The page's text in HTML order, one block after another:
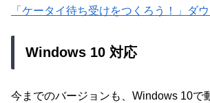
「ケータイ待ち受けをつくろう！」ダ
Windows 10 対応
今までのバージョンも、Windows 10で